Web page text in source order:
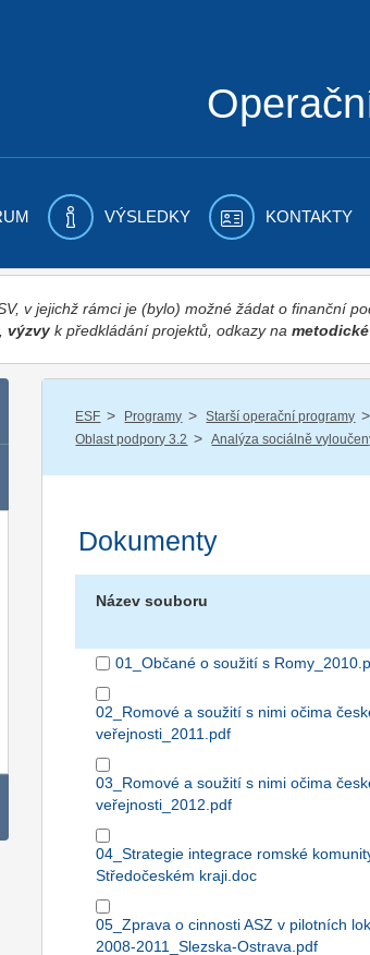
VÝSLEDKY KONTAKTY
v jejichž rámci je (bylo) možné žádat o finanční
výzvyk předkládání projektů, odkazy na
ESF / Programy / Starší operační programy /
Oblast podpory 3.2 / Analýza sociálně
Dokumenty
Název souboru
01_Občané o soužití s
02_Romové a soužití s nimi očima
veřejnosti_2011.pdf
03_Romové a soužití s nimi očima
veřejnosti_2012.pdf
04_Strategie integrace romské
Středočeském kraji.doc
05_Zprava o cinnosti ASZ v pilotních
2008-2011_Slezska-Ostrava.pdf